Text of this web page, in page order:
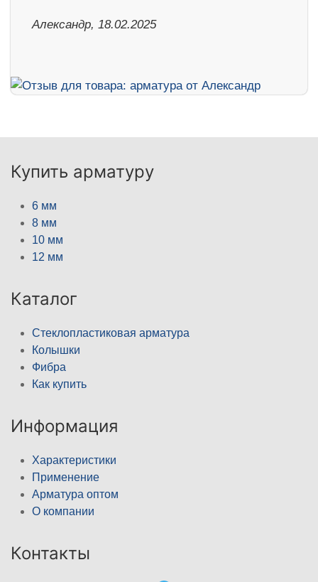
Александр, 18.02.2025
Купить арматуру
6 мм
8 мм
10 мм
12 мм
Каталог
Стеклопластиковая арматура
Колышки
Фибра
Как купить
Информация
Характеристики
Применение
Арматура оптом
О компании
Контакты